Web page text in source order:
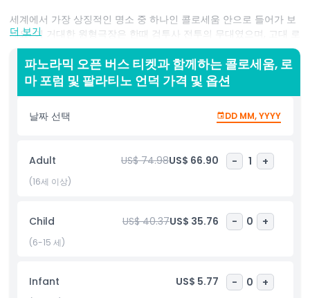
세계에서 가장 상징적인 명소 중 하나인 콜로세움 안으로 들어가 보
세요. 이 거대한 원형극장은 한때 검투사 전투의 무대였으며, 고대 로
마 오락의 웅장함을 엿볼 수 있습니다. 역사적인 유적지를 걸으며 이
곳에서 펼쳐졌던 짜릿한 이벤트들을 상상해 보세요.
다음으로 고대 로마의 중심지인 로마 포럼을 방문하세요. 이 광활한
물, 시장의 유적지를 거닐며 이 놀라운 장소의 역사를 밝혀보세요.
이 역사적인 언덕은 도시의 발상지로 여겨지며 로마 포럼과 그 너머
의 멋진 전망을 제공합니다. 고대 궁전 유적지를 탐험하며 로마의 전
설적인 과거에 대해 알아보세요.
이 역사적인 명소들과 함께, 티켓에는 파노라믹 오픈 탑 버스 투어가
포함되어 있어 로마의 주요 명소를 편안하고 경치 좋게 둘러볼 수 있
습니다. 바티칸, 피아자 베네치아, 트레비 분수와 같은 랜드마크를 지
로 원하는 속도로 탐험하며 로마의 아름다움을 쉽게 즐길 수 있습니
더 보기
파노라믹 오픈 버스 티켓과 함께하는 콜로세움, 로
마 포럼 및 팔라티노 언덕 가격 및 옵션
날짜 선택 DD MM, YYYY
Adult US$ 74.98US$ 66.90 - 1 +
(16세 이상)
Child US$ 40.37US$ 35.76 - 0 +
(6-15 세)
Infant US$ 5.77 - 0 +